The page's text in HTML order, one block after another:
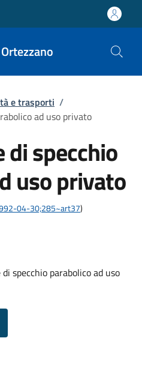
e trasporti /
ad uso privato
specchio
uso privato
04-30;285~art37)
specchio parabolico ad uso